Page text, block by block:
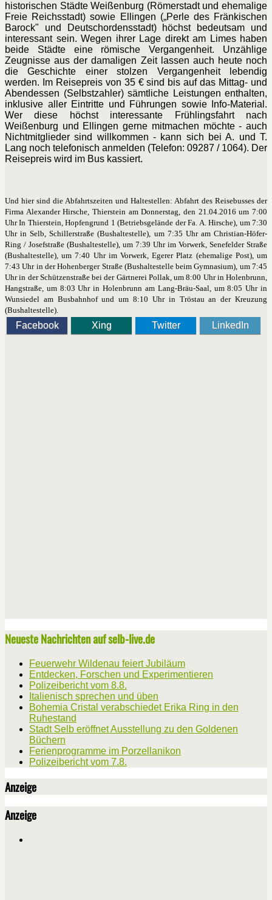
historischen Städte Weißenburg (Römerstadt und ehemalige
Freie Reichsstadt) sowie Ellingen („Perle des Fränkischen
Barock" und Deutschordensstadt) höchst bedeutsam und
interessant sein. Wegen ihrer Lage direkt am Limes haben
beide Städte eine römische Vergangenheit. Unzählige
Zeugnisse aus der damaligen Zeit lassen auch heute noch
die Geschichte einer stolzen Vergangenheit lebendig
werden. Im Reisepreis von 35 € sind bis auf das Mittag- und
Abendessen (Selbstzahler) sämtliche Leistungen enthalten,
inklusive aller Eintritte und Führungen sowie Info-Material.
Wer diese höchst interessante Frühlingsfahrt nach
Weißenburg und Ellingen gerne mitmachen möchte - auch
Nichtmitglieder sind willkommen - kann sich bei A. und T.
Lang noch telefonisch anmelden (Telefon: 09287 / 1064). Der
Reisepreis wird im Bus kassiert.
Und hier sind die Abfahrtszeiten und Haltestellen: Abfahrt des Reisebusses der
Firma Alexander Hirsche, Thierstein am Donnerstag, den 21.04.2016 um 7:00
Uhr In Thierstein, Hopfengrund 1 (Betriebsgelände der Fa. A. Hirsche), um 7:30
Uhr in Selb, Schillerstraße (Bushaltestelle), um 7:35 Uhr am Christian-Höfer-
Ring / Josefstraße (Bushaltestelle), um 7:39 Uhr im Vorwerk, Senefelder Straße
(Bushaltestelle), um 7:40 Uhr im Vorwerk, Egerer Platz (ehemalige Post), um
7:43 Uhr in der Hohenberger Straße (Bushaltestelle beim Gymnasium), um 7:45
Uhr in der Schützenstraße bei der Gärtnerei Pollak, um 8:00 Uhr in Holenbrunn,
Hangstraße, um 8:03 Uhr in Holenbrunn am Lang-Bräu-Saal, um 8:05 Uhr in
Wunsiedel am Busbahnhof und um 8:10 Uhr in Tröstau an der Kreuzung
(Bushaltestelle).
Facebook Xing Twitter LinkedIn
Neueste Nachrichten auf selb-live.de
Feuerwehr Wildenau feiert Jubiläum
Entdecken, Forschen und Experimentieren
Polizeibericht vom 8.8.
Italienisch sprechen und üben
Bohemia Cristal verabschiedet Erika Ring in den
Ruhestand
Stadt Selb eröffnet Ausstellung zu den Goldenen
Büchern
Ferienprogramme im Porzellanikon
Polizeibericht vom 7.8.
Anzeige
Anzeige